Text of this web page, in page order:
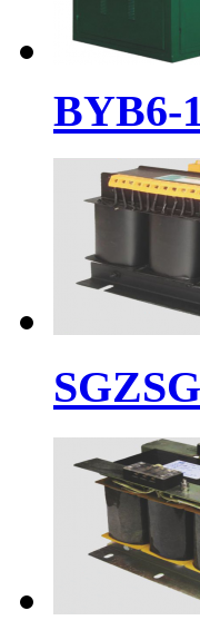
BYB6-